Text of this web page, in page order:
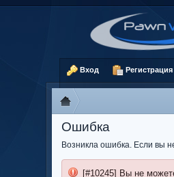
Вход Регистрация
Ошибка
Возникла ошибка. Если вы
[#10245] Вы не